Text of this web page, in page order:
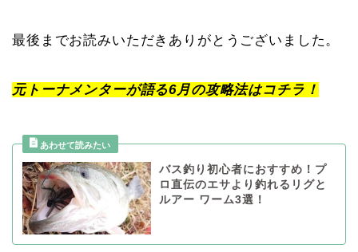
最後までお読みいただきありがとうございました。
元トーナメンターが語る6月の攻略法はコチラ！
バス釣り初心者におすすめ！プ
ロ直伝のエサより釣れるリグと
ルアー ワーム3選！